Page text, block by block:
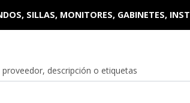
SILLAS, MONITORES, GABINETES,